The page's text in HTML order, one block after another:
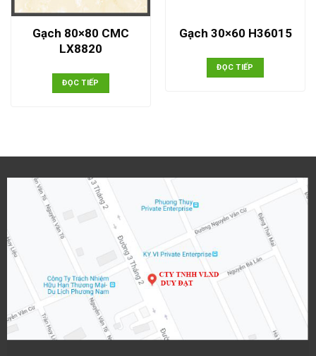
Gạch 80×80 CMC
LX8820
ĐỌC TIẾP
Gạch 30×60 H36015
ĐỌC TIẾP